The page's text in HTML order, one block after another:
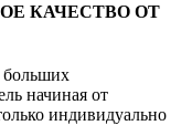
КАЧЕСТВО ОТ
больших
начиная от
индивидуально